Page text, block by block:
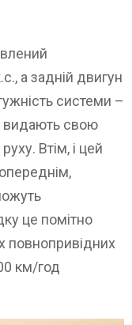
а задній двигун
системи –
видають свою
Втім, і цей
це помітно
повнопривідних
км/год